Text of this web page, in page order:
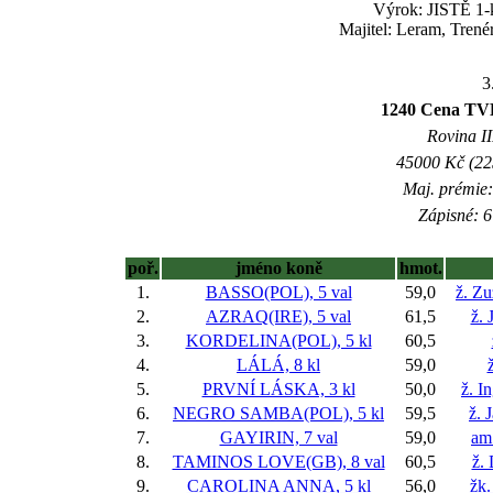
Výrok: JISTĚ 1-
Majitel: Leram,
1240 Cena
Rovina
45000 Kč
Maj.
Zápisné:
poř. jméno koně
hmot.
1.
BASSO(POL), 5 val 59,0
ž.
2.
AZRAQ(IRE), 5 val 61,5
ž.
3.
KORDELINA(POL), 5 kl 60,5
4.
LÁLÁ, 8 kl 59,0
5.
PRVNÍ LÁSKA, 3 kl 50,0
ž.
6.
NEGRO SAMBA(POL), 5 kl 59,5
ž.
7.
GAYIRIN, 7 val 59,0
8.
TAMINOS LOVE(GB), 8 val 60,5
ž.
9.
CAROLINA ANNA, 5 kl 56,0